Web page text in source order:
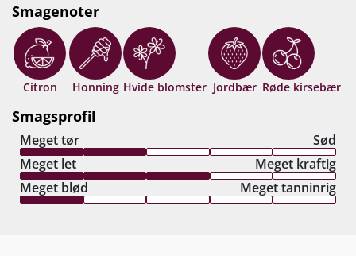
Smagenoter
Citron Honning Hvide blomster Jordbær Røde kirsebær
Smagsprofil
Meget tør
Sød
Meget let
Meget kraftig
Meget blød
Meget tanninrig